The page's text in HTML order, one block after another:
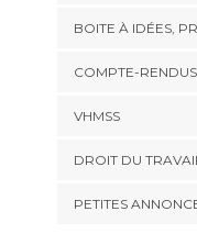
BOITE À IDÉES,
COMPTE-
VHMSS
DROIT DU
PETITES